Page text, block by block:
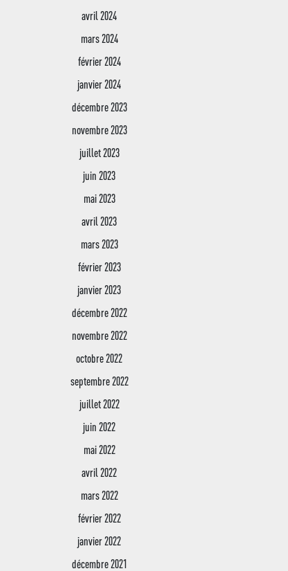
avril 2024
mars 2024
février 2024
janvier 2024
décembre 2023
novembre 2023
juillet 2023
juin 2023
mai 2023
avril 2023
mars 2023
février 2023
janvier 2023
décembre 2022
novembre 2022
octobre 2022
septembre 2022
juillet 2022
juin 2022
mai 2022
avril 2022
mars 2022
février 2022
janvier 2022
décembre 2021